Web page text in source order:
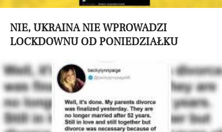
NIE, UKRAINA NIE WPROWADZI
LOCKDOWNU OD PONIEDZIAŁKU